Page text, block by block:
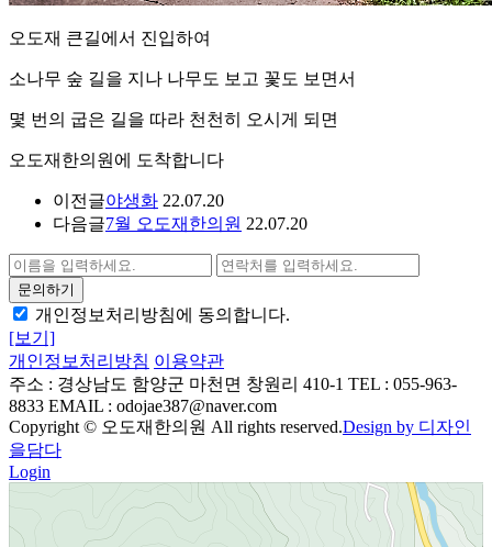
오도재 큰길에서 진입하여
소나무 숲 길을 지나 나무도 보고 꽃도 보면서
몇 번의 굽은 길을 따라 천천히 오시게 되면
오도재한의원에 도착합니다
이전글야생화 22.07.20
다음글7월 오도재한의원 22.07.20
개인정보처리방침에 동의합니다.
[보기]
개인정보처리방침 이용약관
주소 : 경상남도 함양군 마천면 창원리 410-1 TEL : 055-963-
8833 EMAIL : odojae387@naver.com
Copyright © 오도재한의원 All rights reserved.Design by 디자인
을담다
Login